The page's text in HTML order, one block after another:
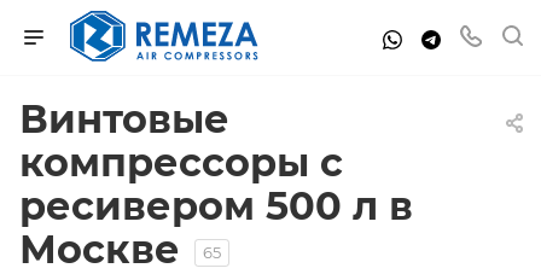
Винтовые
компрессоры с
ресивером 500 л в
Москве
65